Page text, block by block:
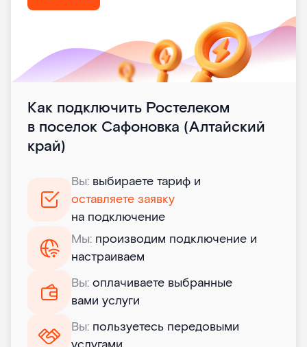
Как подключить Ростелеком
в поселок Сафоновка (Алтайский
край)
Вы: выбираете тариф и
оставляете заявку
на подключение
Мы: производим подключение и
настраиваем
Вы: оплачиваете выбранные
вами услуги
Вы: пользуетесь передовыми